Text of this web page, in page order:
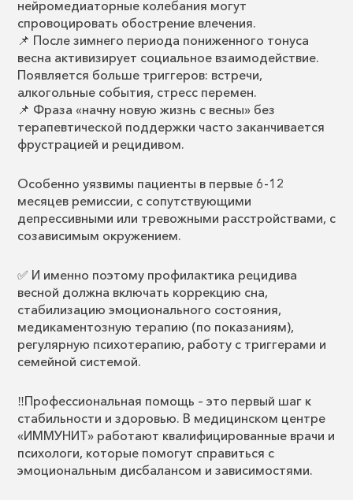
нейромедиаторные колебания могут
спровоцировать обострение влечения.
📌 После зимнего периода пониженного тонуса
весна активизирует социальное взаимодействие.
Появляется больше триггеров: встречи,
алкогольные события, стресс перемен.
📌 Фраза «начну новую жизнь с весны» без
терапевтической поддержки часто заканчивается
фрустрацией и рецидивом.
Особенно уязвимы пациенты в первые 6-12
месяцев ремиссии, с сопутствующими
депрессивными или тревожными расстройствами, с
созависимым окружением.
✅ И именно поэтому профилактика рецидива
весной должна включать коррекцию сна,
стабилизацию эмоционального состояния,
медикаментозную терапию (по показаниям),
регулярную психотерапию, работу с триггерами и
семейной системой.
‼️Профессиональная помощь – это первый шаг к
стабильности и здоровью. В медицинском центре
«ИММУНИТ» работают квалифицированные врачи и
психологи, которые помогут справиться с
эмоциональным дисбалансом и зависимостями.